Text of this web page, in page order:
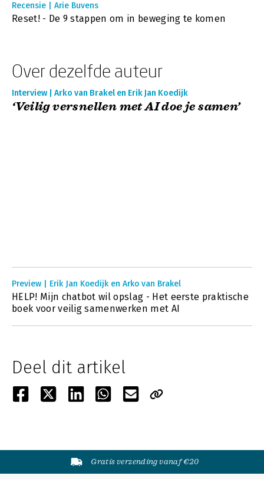
Recensie | Arie Buvens
Reset! - De 9 stappen om in beweging te komen
Over dezelfde auteur
Interview | Arko van Brakel en Erik Jan Koedijk
‘Veilig versnellen met AI doe je samen’
Preview | Erik Jan Koedijk en Arko van Brakel
HELP! Mijn chatbot wil opslag - Het eerste praktische
boek voor veilig samenwerken met AI
Deel dit artikel
Gratis verzending vanaf €20